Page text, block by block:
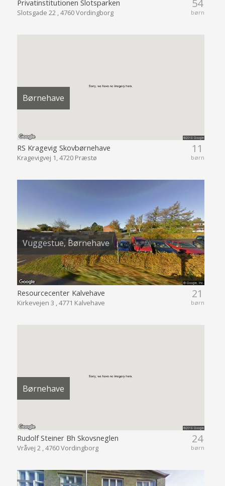
54
børn
Privatinstitutionen Slotsparken
Slotsgade 22 , 4760 Vordingborg
Børnehave
11
børn
RS Kragevig Skovbørnehave
Kragevigvej 1, 4720 Præstø
Vuggestue, Børnehave
21
børn
Resourcecenter Kalvehave
Kirkevejen 3 , 4771 Kalvehave
Børnehave
24
børn
Rudolf Steiner Bh Skovsneglen
Vråvej 2 , 4760 Vordingborg